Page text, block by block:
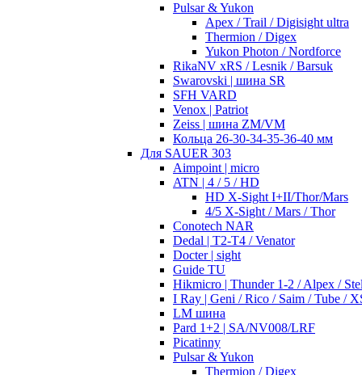
Pulsar & Yukon
Apex / Trail / Digisight ultra
Thermion / Digex
Yukon Photon / Nordforce
RikaNV xRS / Lesnik / Barsuk
Swarovski | шина SR
SFH VARD
Venox | Patriot
Zeiss | шина ZM/VM
Кольца 26-30-34-35-36-40 мм
Для SAUER 303
Aimpoint | micro
ATN | 4 / 5 / HD
HD X-Sight I+II/Thor/Mars
4/5 X-Sight / Mars / Thor
Conotech NAR
Dedal | T2-T4 / Venator
Docter | sight
Guide TU
Hikmicro | Thunder 1-2 / Alpex /
I Ray | Geni / Rico / Saim / Tube /
LM шина
Pard 1+2 | SA/NV008/LRF
Picatinny
Pulsar & Yukon
Thermion / Digex